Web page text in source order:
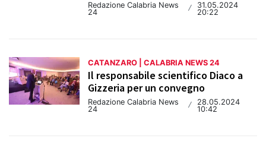
Redazione Calabria News
24
/
31.05.2024
20:22
CATANZARO | CALABRIA NEWS 24
Il responsabile scientifico Diaco a
Gizzeria per un convegno
Redazione Calabria News
24
/
28.05.2024
10:42